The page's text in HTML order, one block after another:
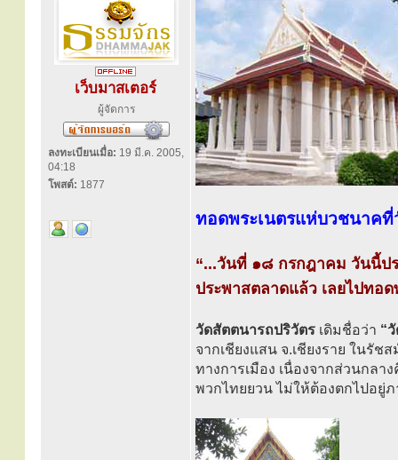
เว็บมาสเตอร์
ผู้จัดการ
ลงทะเบียนเมื่อ: 19 มี.ค. 2005,
04:18
โพสต์: 1877
ทอดพระเนตรแห่บวชนาค
“...วันที่ ๑๘ กรกฎาคม วันนี้ป
ประพาสตลาดแล้ว เลยไปทอ
วัดสัตตนารถปริวัตร เดิมชื่อว่า “
จากเชียงแสน จ.เชียงราย ในรั
ทางการเมือง เนื่องจากส่วนกลา
พวกไทยยวน ไม่ให้ต้องตกไปอยู่